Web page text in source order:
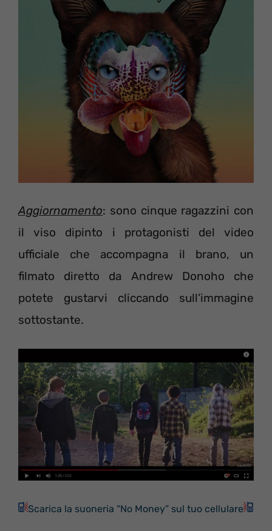
Aggiornamento: sono cinque ragazzini con
il viso dipinto i protagonisti del video
ufficiale che accompagna il brano, un
filmato diretto da Andrew Donoho che
potete gustarvi cliccando sull’immagine
sottostante.
Scarica la suoneria “No Money” sul tuo cellulare